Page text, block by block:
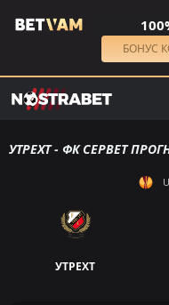
БОНУС
УТРЕХТ - ФК СЕРВЕТ
УТРЕХТ